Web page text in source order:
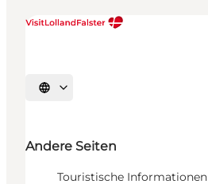
Sprache auswählen
Andere Seiten
Touristische Informationen